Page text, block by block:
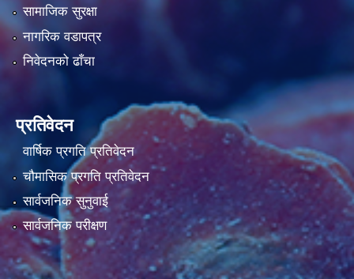
सामाजिक सुरक्षा
नागरिक वडापत्र
निवेदनको ढाँचा
प्रतिवेदन
वार्षिक प्रगति प्रतिवेदन
चौमासिक प्रगति प्रतिवेदन
सार्वजनिक सुनुवाई
सार्वजनिक परीक्षण